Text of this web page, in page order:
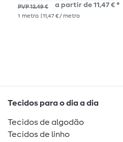
PVP 13,49 € a partir de 11,47 € *
1 metro | 11,47 € / metro
Tecidos para o dia a dia
Tecidos de algodão
Tecidos de linho